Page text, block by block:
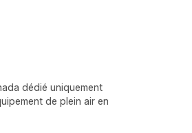
dédié uniquement
de plein air en